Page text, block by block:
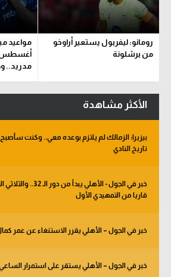
رومانو: ليفربول يستعير أراوخو
من برشلونة
أغسطس -
مدريد..
الأكثر مشاهدة
بيزيرا: الزمالك لم يلتزم بوعده معي.. وكنت
تاريخ النادي
خبر في الجول - الأهلي يبدأ
قاريا من التمهيدي الأول
خبر في الجول – الأهلي يقرر الاستنغاء عن عمر
خبر في الجول – الأهلي يستقر على استمرار